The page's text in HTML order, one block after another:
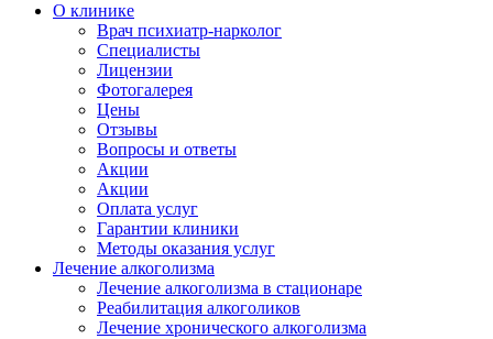
О клинике
Врач психиатр-нарколог
Специалисты
Лицензии
Фотогалерея
Цены
Отзывы
Вопросы и ответы
Акции
Акции
Оплата услуг
Гарантии клиники
Методы оказания услуг
Лечение алкоголизма
Лечение алкоголизма в стационаре
Реабилитация алкоголиков
Лечение хронического алкоголизма